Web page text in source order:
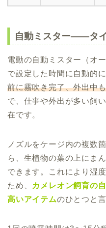
自動ミスター——タ
電動の自動ミスター（オ
で設定した時間に自動的
前に霧吹き完了、外出中
で、仕事や外出が多い飼
在です。
ノズルをケージ内の複数
ら、生植物の葉の上にま
できます。これにより湿
ため、 カメレオン飼育の
高いアイテムのひとつと言